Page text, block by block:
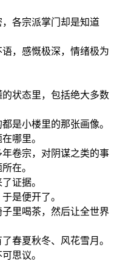
各宗派掌门却是知道
，感慨极深，情绪极为
状态里，包括绝大多数
是小楼里的那张画像。
哪里。
卷宗，对阴谋之类的事
在。
证据。
是便开了。
里喝茶，然后让全世界
春夏秋冬、风花雪月。
思议。